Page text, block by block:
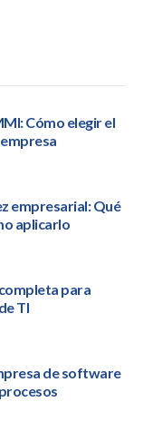
Cómo elegir el
empresarial: Qué
aplicarlo
completa para
TI
de software